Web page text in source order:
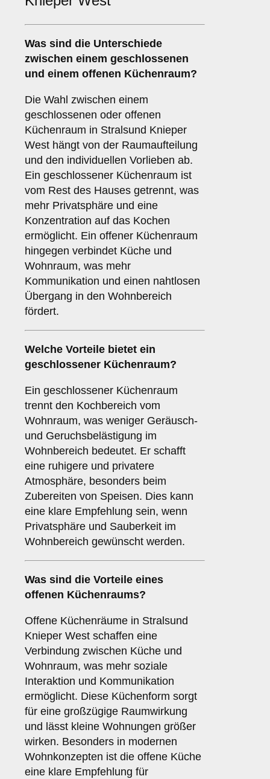
Was sind die Unterschiede
zwischen einem geschlossenen
und einem offenen Küchenraum?
Die Wahl zwischen einem
geschlossenen oder offenen
Küchenraum in Stralsund Knieper
West hängt von der Raumaufteilung
und den individuellen Vorlieben ab.
Ein geschlossener Küchenraum ist
vom Rest des Hauses getrennt, was
mehr Privatsphäre und eine
Konzentration auf das Kochen
ermöglicht. Ein offener Küchenraum
hingegen verbindet Küche und
Wohnraum, was mehr
Kommunikation und einen nahtlosen
Übergang in den Wohnbereich
fördert.
Welche Vorteile bietet ein
geschlossener Küchenraum?
Ein geschlossener Küchenraum
trennt den Kochbereich vom
Wohnraum, was weniger Geräusch-
und Geruchsbelästigung im
Wohnbereich bedeutet. Er schafft
eine ruhigere und privatere
Atmosphäre, besonders beim
Zubereiten von Speisen. Dies kann
eine klare Empfehlung sein, wenn
Privatsphäre und Sauberkeit im
Wohnbereich gewünscht werden.
Was sind die Vorteile eines
offenen Küchenraums?
Offene Küchenräume in Stralsund
Knieper West schaffen eine
Verbindung zwischen Küche und
Wohnraum, was mehr soziale
Interaktion und Kommunikation
ermöglicht. Diese Küchenform sorgt
für eine großzügige Raumwirkung
und lässt kleine Wohnungen größer
wirken. Besonders in modernen
Wohnkonzepten ist die offene Küche
eine klare Empfehlung für